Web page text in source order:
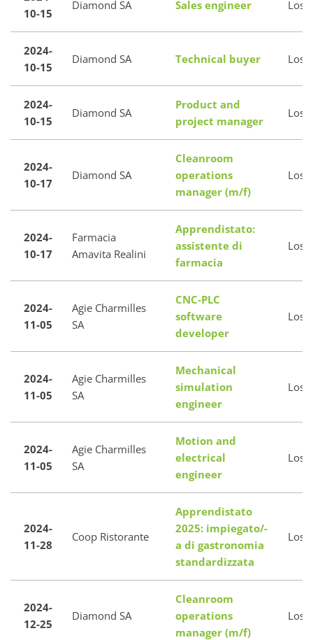
10-15
Diamond SA Sales engineer
2024-
10-15
Diamond SA Technical buyer
2024-
10-15
Diamond SA
Product and
project manager
2024-
10-17
Diamond SA
Cleanroom
operations
manager (m/f)
2024-
10-17
Farmacia
Amavita Realini
Apprendistato:
assistente di
farmacia
2024-
11-05
Agie Charmilles
SA
CNC-PLC
software
developer
2024-
11-05
Agie Charmilles
SA
Mechanical
simulation
engineer
2024-
11-05
Agie Charmilles
SA
Motion and
electrical
engineer
2024-
11-28
Coop Ristorante
Apprendistato
2025: impiegato/-
a di gastronomia
standardizzata
2024-
12-25
Diamond SA
Cleanroom
operations
manager (m/f)